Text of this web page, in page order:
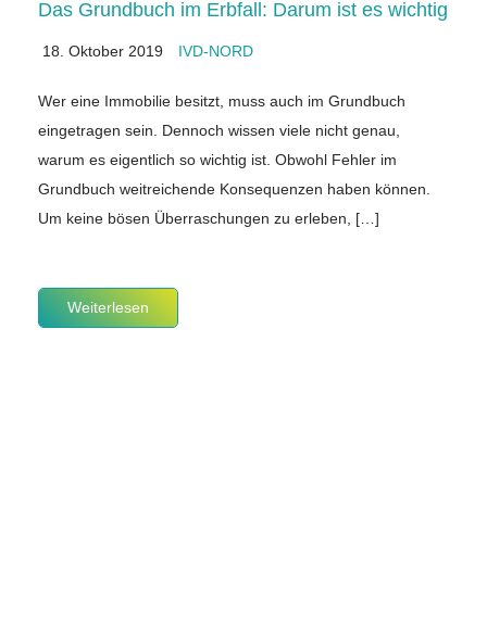
Das Grundbuch im Erbfall: Darum ist es wichtig
18. Oktober 2019 IVD-NORD
Wer eine Immobilie besitzt, muss auch im Grundbuch
eingetragen sein. Dennoch wissen viele nicht genau,
warum es eigentlich so wichtig ist. Obwohl Fehler im
Grundbuch weitreichende Konsequenzen haben können.
Um keine bösen Überraschungen zu erleben, […]
Weiterlesen